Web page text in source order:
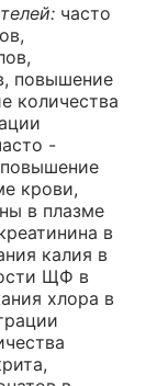
часто
повышение
количества
-
крови,
в плазме
в
калия в
ЩФ в
хлора в